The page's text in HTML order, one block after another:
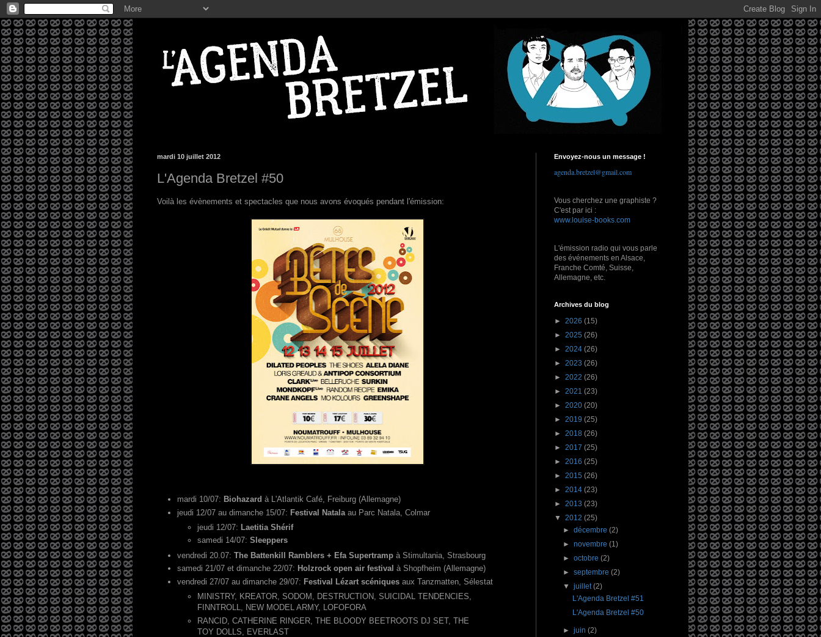
mardi 10 juillet 2012
L'Agenda Bretzel #50
Voilà les évènements et spectacles que nous avons évoqués pendant l'émission:
mardi 10/07: Biohazard à L'Atlantik Café, Freiburg (Allemagne)
jeudi 12/07 au dimanche 15/07: Festival Natala au Parc Natala, Colmar
jeudi 12/07: Laetitia Shérif
samedi 14/07: Sleeppers
vendredi 20.07: The Battenkill Ramblers + Efa Supertramp à Stimultania, Strasbourg
samedi 21/07 et dimanche 22/07: Holzrock open air festival à Shopfheim (Allemagne)
vendredi 27/07 au dimanche 29/07: Festival Lézart scéniques aux Tanzmatten, Sélestat
MINISTRY, KREATOR, SODOM, DESTRUCTION, SUICIDAL TENDENCIES,
FINNTROLL, NEW MODEL ARMY, LOFOFORA
RANCID, CATHERINE RINGER, THE BLOODY BEETROOTS DJ SET, THE
TOY DOLLS, EVERLAST
Envoyez-nous un message !
agenda.bretzel@gmail.com
Vous cherchez une graphiste ?
C'est par ici :
www.louise-books.com
L'émission radio qui vous parle
des événements en Alsace,
Franche Comté, Suisse,
Allemagne, etc.
Archives du blog
► 2026 (15)
► 2025 (26)
► 2024 (26)
► 2023 (26)
► 2022 (26)
► 2021 (23)
► 2020 (20)
► 2019 (25)
► 2018 (26)
► 2017 (25)
► 2016 (25)
► 2015 (26)
► 2014 (23)
► 2013 (23)
▼ 2012 (25)
►décembre(2)
►novembre(1)
►octobre(2)
►septembre(2)
▼juillet(2)
L'Agenda Bretzel #51
L'Agenda Bretzel #50
►juin(2)